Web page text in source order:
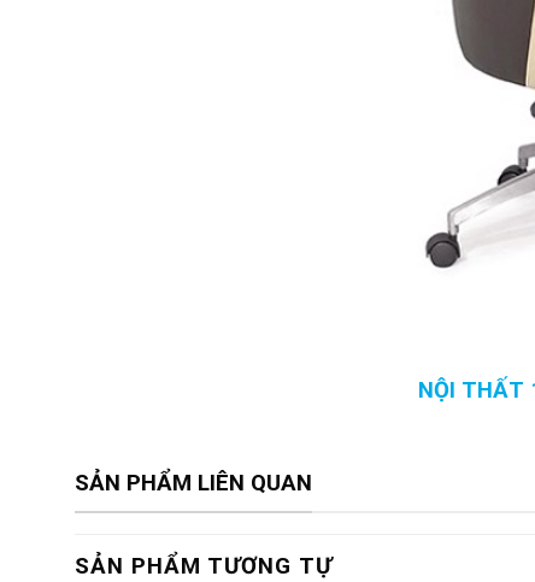
NỘI THẤT
SẢN PHẨM LIÊN QUAN
SẢN PHẨM TƯƠNG TỰ